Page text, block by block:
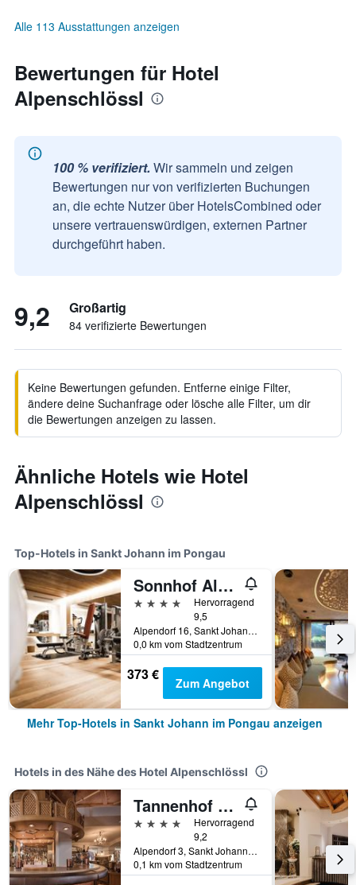
Alle 113 Ausstattungen anzeigen
Bewertungen für Hotel
Alpenschlössl
100 % verifiziert. Wir sammeln und zeigen
Bewertungen nur von verifizierten Buchungen
an, die echte Nutzer über HotelsCombined oder
unsere vertrauenswürdigen, externen Partner
durchgeführt haben.
9,2 Großartig
84 verifizierte Bewertungen
Keine Bewertungen gefunden. Entferne einige Filter,
ändere deine Suchanfrage oder lösche alle Filter, um dir
die Bewertungen anzeigen zu lassen.
Ähnliche Hotels wie Hotel
Alpenschlössl
Top-Hotels in Sankt Johann im Pongau
Sonnhof Alpendorf - an adults only place
4 Sterne
Hervorragend
9,5
Alpendorf 16, Sankt Johann im Pongau, Salzburg, Österreich
0,0 km vom Stadtzentrum
373 € Zum Angebot
Mehr Top-Hotels in Sankt Johann im Pongau anzeigen
Hotels in des Nähe des Hotel Alpenschlössl
Tannenhof Alpines Lifestyle Hotel
4 Sterne
Hervorragend
9,2
Alpendorf 3, Sankt Johann im Pongau, Salzburg, Österreich
0,1 km vom Stadtzentrum